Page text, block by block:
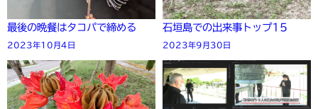
最後の晩餐はタコパで締める
2023年10月4日
石垣島での出来事トップ15
2023年9月30日